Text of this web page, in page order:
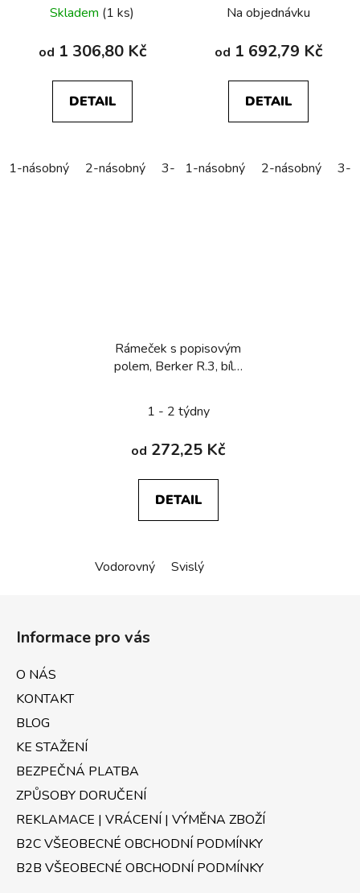
Skladem (1 ks)
od 1 306,80 Kč
DETAIL
1-násobný 2-násobný 3-násobný 4-násobný 5-
Na objednávku
od 1 692,79 Kč
DETAIL
1-násobný 2-násobný 3-
Rámeček s popisovým
polem, Berker R.3, bílá,
1 - 2 týdny
od 272,25 Kč
DETAIL
Vodorovný Svislý
Informace pro vás
O NÁS
KONTAKT
BLOG
KE STAŽENÍ
BEZPEČNÁ PLATBA
ZPŮSOBY DORUČENÍ
REKLAMACE | VRÁCENÍ | VÝMĚNA ZBOŽÍ
B2C VŠEOBECNÉ OBCHODNÍ PODMÍNKY
B2B VŠEOBECNÉ OBCHODNÍ PODMÍNKY